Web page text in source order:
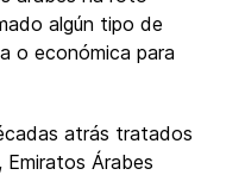
algún tipo de
o económica para
atrás tratados
Árabes